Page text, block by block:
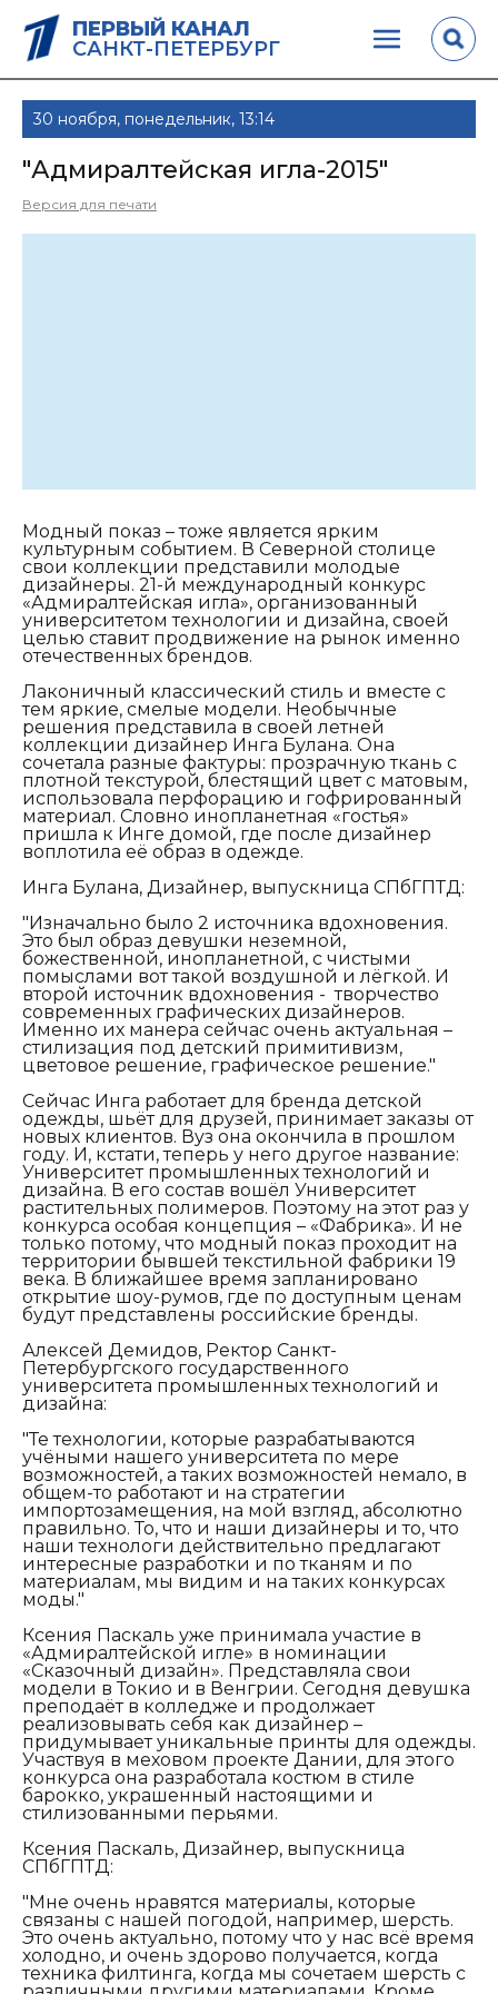
ПЕРВЫЙ КАНАЛ
САНКТ-ПЕТЕРБУРГ
30 ноября, понедельник, 13:14
"Адмиралтейская игла-2015"
Версия для печати
Модный показ – тоже является ярким
культурным событием. В Северной столице
свои коллекции представили молодые
дизайнеры. 21-й международный конкурс
«Адмиралтейская игла», организованный
университетом технологии и дизайна, своей
целью ставит продвижение на рынок именно
отечественных брендов.
Лаконичный классический стиль и вместе с
тем яркие, смелые модели. Необычные
решения представила в своей летней
коллекции дизайнер Инга Булана. Она
сочетала разные фактуры: прозрачную ткань с
плотной текстурой, блестящий цвет с матовым,
использовала перфорацию и гофрированный
материал. Словно инопланетная «гостья»
пришла к Инге домой, где после дизайнер
воплотила её образ в одежде.
Инга Булана, Дизайнер, выпускница СПбГПТД:
"Изначально было 2 источника вдохновения.
Это был образ девушки неземной,
божественной, инопланетной, с чистыми
помыслами вот такой воздушной и лёгкой. И
второй источник вдохновения - творчество
современных графических дизайнеров.
Именно их манера сейчас очень актуальная –
стилизация под детский примитивизм,
цветовое решение, графическое решение."
Сейчас Инга работает для бренда детской
одежды, шьёт для друзей, принимает заказы от
новых клиентов. Вуз она окончила в прошлом
году. И, кстати, теперь у него другое название:
Университет промышленных технологий и
дизайна. В его состав вошёл Университет
растительных полимеров. Поэтому на этот раз у
конкурса особая концепция – «Фабрика». И не
только потому, что модный показ проходит на
территории бывшей текстильной фабрики 19
века. В ближайшее время запланировано
открытие шоу-румов, где по доступным ценам
будут представлены российские бренды.
Алексей Демидов, Ректор Санкт-
Петербургского государственного
университета промышленных технологий и
дизайна:
"Те технологии, которые разрабатываются
учёными нашего университета по мере
возможностей, а таких возможностей немало, в
общем-то работают и на стратегии
импортозамещения, на мой взгляд, абсолютно
правильно. То, что и наши дизайнеры и то, что
наши технологи действительно предлагают
интересные разработки и по тканям и по
материалам, мы видим и на таких конкурсах
моды."
Ксения Паскаль уже принимала участие в
«Адмиралтейской игле» в номинации
«Сказочный дизайн». Представляла свои
модели в Токио и в Венгрии. Сегодня девушка
преподаёт в колледже и продолжает
реализовывать себя как дизайнер –
придумывает уникальные принты для одежды.
Участвуя в меховом проекте Дании, для этого
конкурса она разработала костюм в стиле
барокко, украшенный настоящими и
стилизованными перьями.
Ксения Паскаль, Дизайнер, выпускница
СПбГПТД:
"Мне очень нравятся материалы, которые
связаны с нашей погодой, например, шерсть.
Это очень актуально, потому что у нас всё время
холодно, и очень здорово получается, когда
техника филтинга, когда мы сочетаем шерсть с